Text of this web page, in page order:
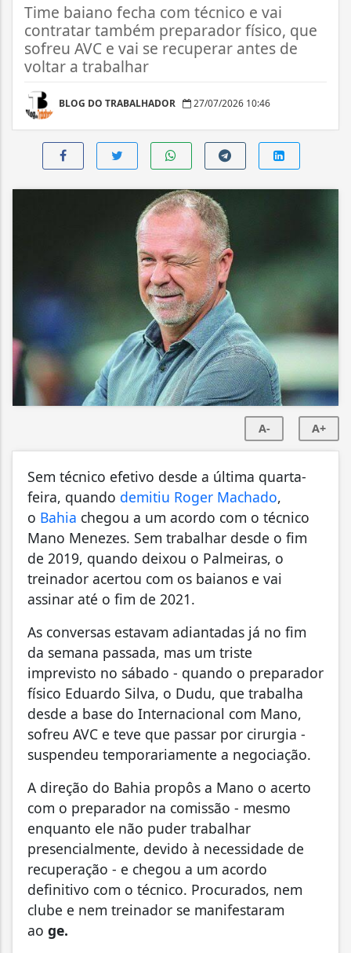
Time baiano fecha com técnico e vai
contratar também preparador físico, que
sofreu AVC e vai se recuperar antes de
voltar a trabalhar
BLOG DO TRABALHADOR 27/07/2026 10:46
A- A+
Sem técnico efetivo desde a última quarta-
feira, quando demitiu Roger Machado,
o Bahia chegou a um acordo com o técnico
Mano Menezes. Sem trabalhar desde o fim
de 2019, quando deixou o Palmeiras, o
treinador acertou com os baianos e vai
assinar até o fim de 2021.
As conversas estavam adiantadas já no fim
da semana passada, mas um triste
imprevisto no sábado - quando o preparador
físico Eduardo Silva, o Dudu, que trabalha
desde a base do Internacional com Mano,
sofreu AVC e teve que passar por cirurgia -
suspendeu temporariamente a negociação.
A direção do Bahia propôs a Mano o acerto
com o preparador na comissão - mesmo
enquanto ele não puder trabalhar
presencialmente, devido à necessidade de
recuperação - e chegou a um acordo
definitivo com o técnico. Procurados, nem
clube e nem treinador se manifestaram
ao ge.